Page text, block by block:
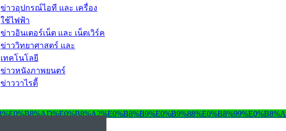
ข่าวอุปกรณ์ไอที และ เครื่อง
ใช้ไฟฟ้า
ข่าวอินเตอร์เน็ต และ เน็ตเวิร์ค
ข่าววิทยาศาสตร์ และ
เทคโนโลยี
ข่าวหนังภาพยนตร์
ข่าววาไรตี้